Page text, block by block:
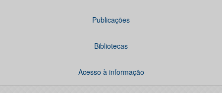
Publicações
Bibliotecas
Acesso à informação